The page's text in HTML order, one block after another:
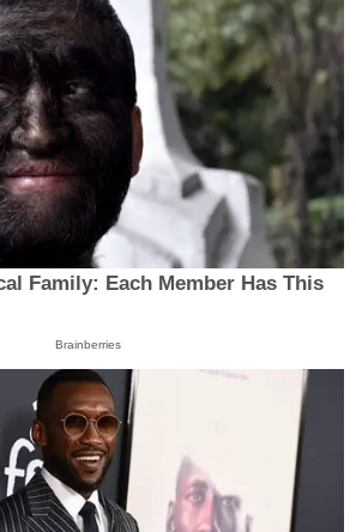
Family: Each Member Has This
Brainberries